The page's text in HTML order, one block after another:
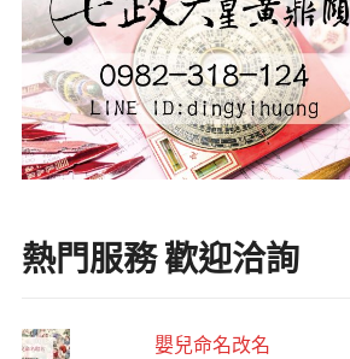
熱門服務 歡迎洽詢
嬰兒命名改名